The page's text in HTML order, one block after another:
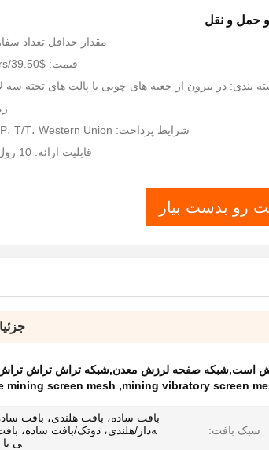
حمل و نقل
مقدار حداقل تعداد سفارش:
قیمت: $39.50/square meters
بندی: در بیرون از جعبه های چوبی یا پالت های تخته سه لا
شرایط پرداخت: L/C، D/A، D/P، T/T، Western Union،
قابلیت ارائه: 10 رول / رول در روز
رو بدست بیار
است,شبکه صفحه لرزش معدن,شبكه تراش تراش
mining vibratory screen
,
mining screen mesh
سبک بافت:
بافت ساده، بافت هلندی، بافت
ه‌دار/هلندی، دوتک/بافت ساده،
ی یا